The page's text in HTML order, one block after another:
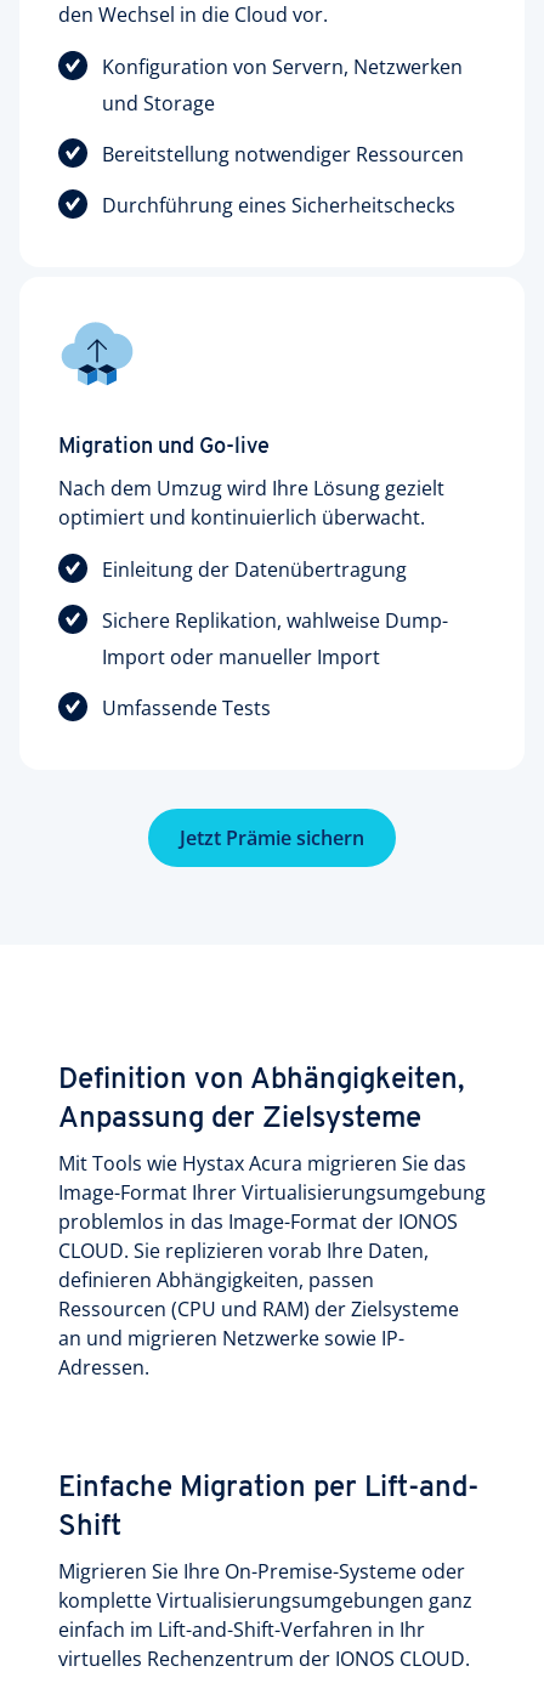
den Wechsel in die Cloud vor.
Konfiguration von Servern, Netzwerken
und Storage
Bereitstellung notwendiger Ressourcen
Durchführung eines Sicherheitschecks
Migration und Go-live
Nach dem Umzug wird Ihre Lösung gezielt
optimiert und kontinuierlich überwacht.
Einleitung der Datenübertragung
Sichere Replikation, wahlweise Dump-
Import oder manueller Import
Umfassende Tests
Jetzt Prämie sichern
Definition von Abhängigkeiten,
Anpassung der Zielsysteme
Mit Tools wie Hystax Acura migrieren Sie das
Image-Format Ihrer Virtualisierungs­umgebung
problemlos in das Image-Format der IONOS
CLOUD. Sie replizieren vorab Ihre Daten,
definieren Abhängigkeiten, passen
Ressourcen (CPU und RAM) der Zielsysteme
an und migrieren Netzwerke sowie IP-
Adressen.
Einfache Migration per Lift-and-
Shift
Migrieren Sie Ihre On-Premise-Systeme oder
komplette Virtualisierungs­umgebungen ganz
einfach im Lift-and-Shift-Verfahren in Ihr
virtuelles Rechenzentrum der IONOS CLOUD.